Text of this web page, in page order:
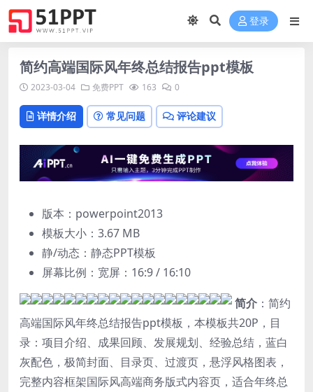
登录
简约高端国际风年终总结报告ppt模板
2023-03-04 免费PPT 163 0
详情介绍 常见问题 评论建议
版本：powerpoint2013
模板大小： 3.67 MB
静/动态：静态PPT模板
屏幕比例：宽屏：16:9 / 16:10
简介 ：简约
高端国际风年终总结报告ppt模板，本模板共20P，目
录：项目介绍、成果回顾、发展规划、经验总结，蓝白
灰配色，极简封面、目录页、过渡页，悬浮风格图表，
完整内容框架国际风高端商务版式内容页，适合年终总